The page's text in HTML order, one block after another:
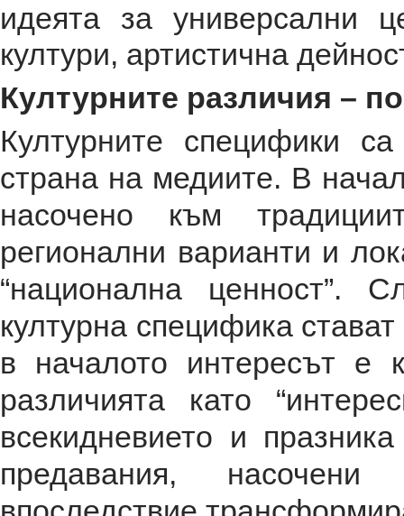
идеята за универсални
култури, артистична
Културните различия –
Културните специфики
страна на медиите. В
насочено към
регионални варианти и
“национална ценност”.
културна специфика
в началото интересът е
различията като
всекидневието и
предавания, насочени